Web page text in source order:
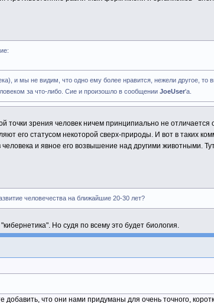
и мы не видим, что одно ему более нравится, нежели другое,
за что-либо. Сие и произошло в сообщении JoeUser'а.
точки зрения человек ничем принципиально не
его статусом некоторой сверх-природы. И вот в таких
и явное его возвышение над другими животными.
человечества на ближайшие 20-30 лет?
Но судя по всему это будет биология.
добавить, что они нами придуманы для очень точного,